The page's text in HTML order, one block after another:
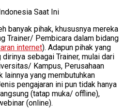
banyak pihak, khususnya mereka
Trainer/ Pembicara dalam bidang
internet). Adapun pihak yang
sebagai Trainer, mulai dari
Kampus, Perusahaan
lainnya yang membutuhkan
pengajaran ini pun tidak hanya
(tatap muka/ offline),
(online).